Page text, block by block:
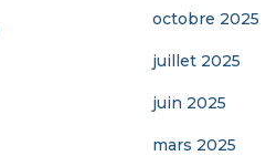
octobre 2025
juillet 2025
juin 2025
mars 2025